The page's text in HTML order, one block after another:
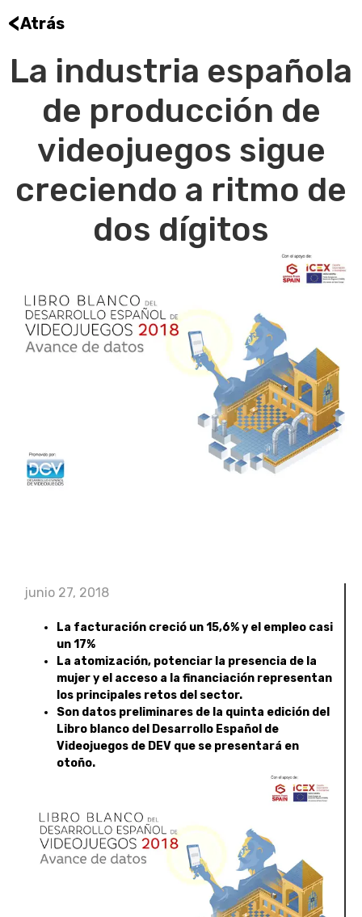
<Atrás
La industria española
de producción de
videojuegos sigue
creciendo a ritmo de
dos dígitos
junio 27, 2018
La facturación creció un 15,6% y el empleo casi
un 17%
La atomización, potenciar la presencia de la
mujer y el acceso a la financiación representan
los principales retos del sector.
Son datos preliminares de la quinta edición del
Libro blanco del Desarrollo Español de
Videojuegos de DEV que se presentará en
otoño.